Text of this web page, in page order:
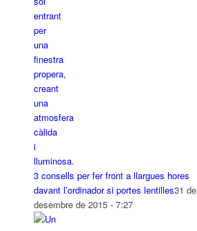
3 consells per fer front a llargues hores
davant l’ordinador si portes lentilles31 de
desembre de 2015 - 7:27